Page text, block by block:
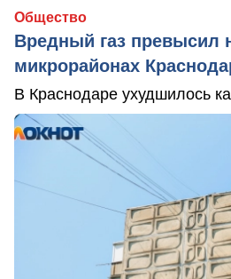
Общество
Вредный газ превысил
микрорайонах
В Краснодаре ухудшилось